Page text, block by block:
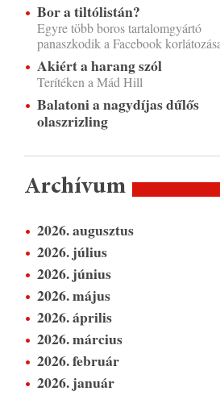
Bor a tiltólistán?
Egyre több boros tartalomgyártó
panaszkodik a Facebook
Akiért a harang szól
Terítéken a Mád Hill
Balatoni a nagydíjas dűlős
olaszrizling
Archívum
2026. augusztus
2026. július
2026. június
2026. május
2026. április
2026. március
2026. február
2026. január